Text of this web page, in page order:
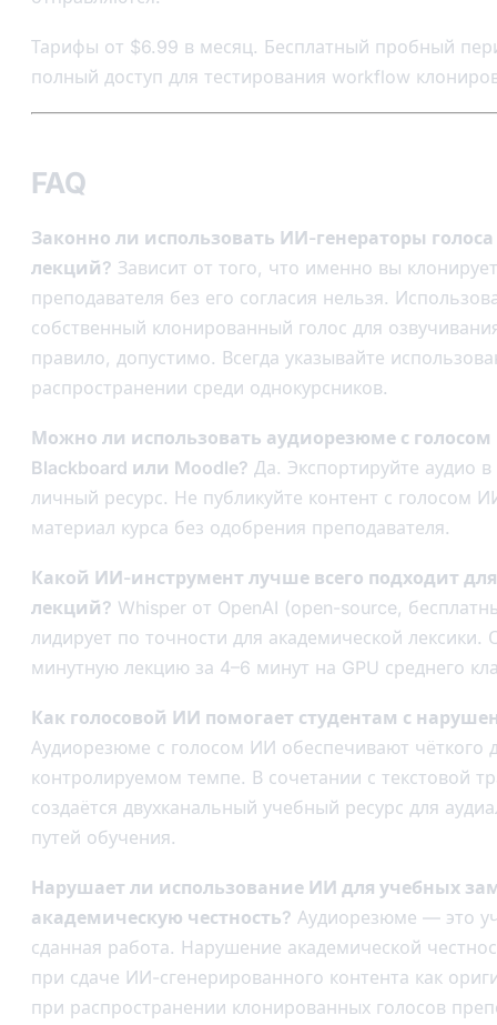
Тарифы от $6.99 в месяц. Бесплатный пробный
полный доступ для тестирования workflow
FAQ
Законно ли использовать ИИ-генераторы
лекций? Зависит от того, что именно вы
преподавателя без его согласия нельзя.
собственный клонированный голос для
правило, допустимо. Всегда указывайте
распространении среди однокурсников.
Можно ли использовать аудиорезюме с голосом
Blackboard или Moodle? Да. Экспортируйте аудио в
личный ресурс. Не публикуйте контент с голосом
материал курса без одобрения преподавателя.
Какой ИИ-инструмент лучше всего подходит
лекций? Whisper от OpenAI (open-source,
лидирует по точности для академической
минутную лекцию за 4–6 минут на GPU среднего
Как голосовой ИИ помогает студентам с
Аудиорезюме с голосом ИИ обеспечивают чёткого
контролируемом темпе. В сочетании с текстовой
создаётся двухканальный учебный ресурс для
путей обучения.
Нарушает ли использование ИИ для учебных
академическую честность? Аудиорезюме — это
сданная работа. Нарушение академической
при сдаче ИИ-сгенерированного контента как
при распространении клонированных голосов